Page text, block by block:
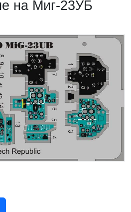
на Миг-23УБ